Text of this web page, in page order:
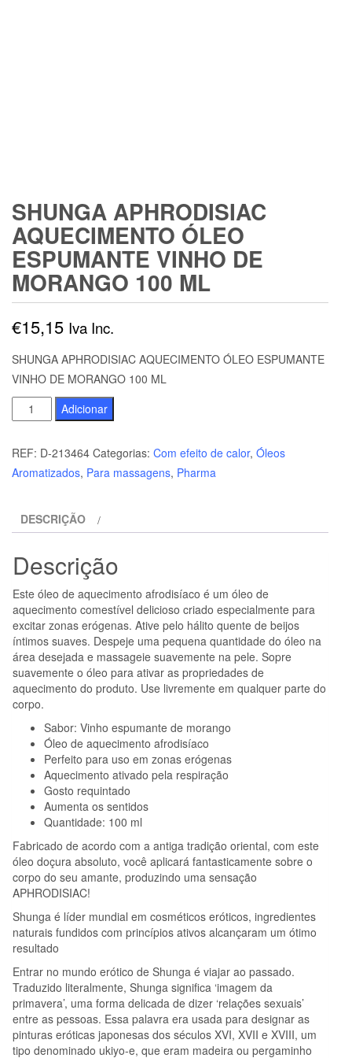
SHUNGA APHRODISIAC
AQUECIMENTO ÓLEO
ESPUMANTE VINHO DE
MORANGO 100 ML
€15,15 Iva Inc.
SHUNGA APHRODISIAC AQUECIMENTO ÓLEO ESPUMANTE
VINHO DE MORANGO 100 ML
Quantidade
de
SHUNGA
APHRODISIAC
ESPUMANTE
DE
100
ML
Adicionar
REF: D-213464 Categorias: Com efeito de calor, Óleos
Aromatizados, Para massagens, Pharma
DESCRIÇÃO
Descrição
Este óleo de aquecimento afrodisíaco é um óleo de
aquecimento comestível delicioso criado especialmente para
excitar zonas erógenas. Ative pelo hálito quente de beijos
íntimos suaves. Despeje uma pequena quantidade do óleo na
área desejada e massageie suavemente na pele. Sopre
suavemente o óleo para ativar as propriedades de
aquecimento do produto. Use livremente em qualquer parte do
corpo.
Sabor: Vinho espumante de morango
Óleo de aquecimento afrodisíaco
Perfeito para uso em zonas erógenas
Aquecimento ativado pela respiração
Gosto requintado
Aumenta os sentidos
Quantidade: 100 ml
Fabricado de acordo com a antiga tradição oriental, com este
óleo doçura absoluto, você aplicará fantasticamente sobre o
corpo do seu amante, produzindo uma sensação
APHRODISIAC!
Shunga é líder mundial em cosméticos eróticos, ingredientes
naturais fundidos com princípios ativos alcançaram um ótimo
resultado
Entrar no mundo erótico de Shunga é viajar ao passado.
Traduzido literalmente, Shunga significa ‘imagem da
primavera’, uma forma delicada de dizer ‘relações sexuais’
entre as pessoas. Essa palavra era usada para designar as
pinturas eróticas japonesas dos séculos XVI, XVII e XVIII, um
tipo denominado ukiyo-e, que eram madeira ou pergaminho